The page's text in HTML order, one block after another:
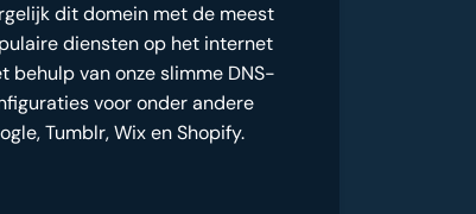
dit domein met de meest
diensten op het internet
behulp van onze slimme DNS-
voor onder andere
Tumblr, Wix en Shopify.